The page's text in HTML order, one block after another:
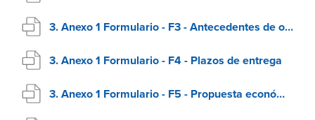
3. Anexo 1 Formulario - F3 - Antecedentes de oferentes
3. Anexo 1 Formulario - F4 - Plazos de entrega
3. Anexo 1 Formulario - F5 - Propuesta económica